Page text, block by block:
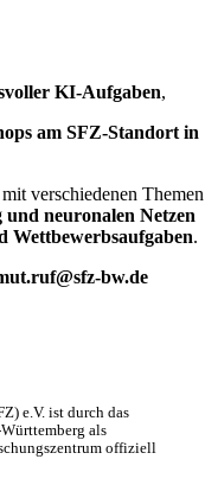
KI-Aufgaben,
am SFZ-Standort in
verschiedenen Themen
neuronalen Netzen
Wettbewerbsaufgaben.
bw.de
e.V. ist durch das
als
offiziell